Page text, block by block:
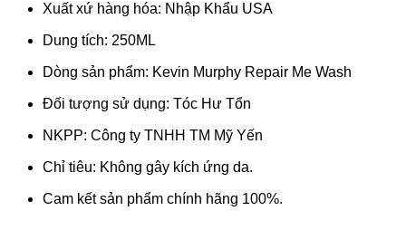
Xuất xứ hàng hóa: Nhập Khẩu USA
Dung tích: 250ML
Dòng sản phẩm: Kevin Murphy Repair Me Wash
Đối tượng sử dụng: Tóc Hư Tổn
NKPP: Công ty TNHH TM Mỹ Yến
Chỉ tiêu: Không gây kích ứng da.
Cam kết sản phẩm chính hãng 100%.